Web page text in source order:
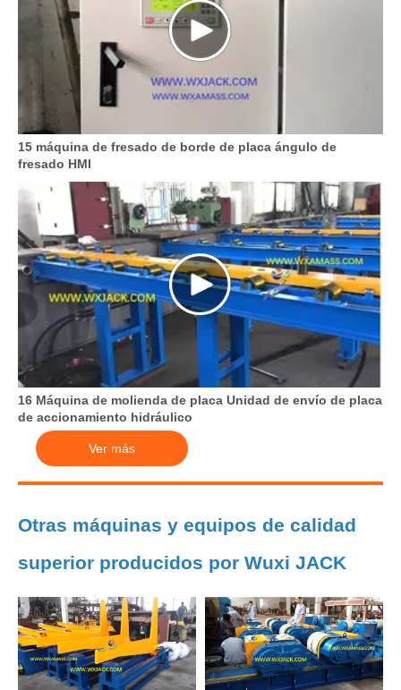
15 máquina de fresado de borde de placa ángulo de
fresado HMI
16 Máquina de molienda de placa Unidad de envío de placa
de accionamiento hidráulico
Ver más
Otras máquinas y equipos de calidad
superior producidos por Wuxi JACK